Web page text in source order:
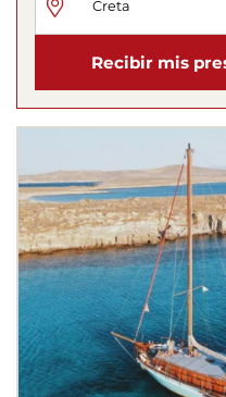
Recibir mis